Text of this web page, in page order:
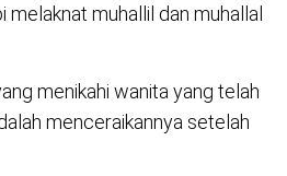
melaknat muhallil dan muhallal
menikahi wanita yang telah
menceraikannya setelah